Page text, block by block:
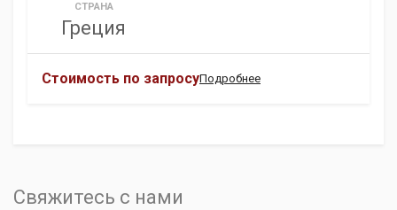
СТРАНА
Греция
Стоимость по запросуПодробнее
Свяжитесь с нами